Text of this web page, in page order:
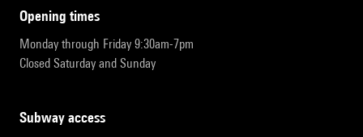
opening times
Monday through Friday 9:30am-7pm
Closed Saturday and Sunday
subway access